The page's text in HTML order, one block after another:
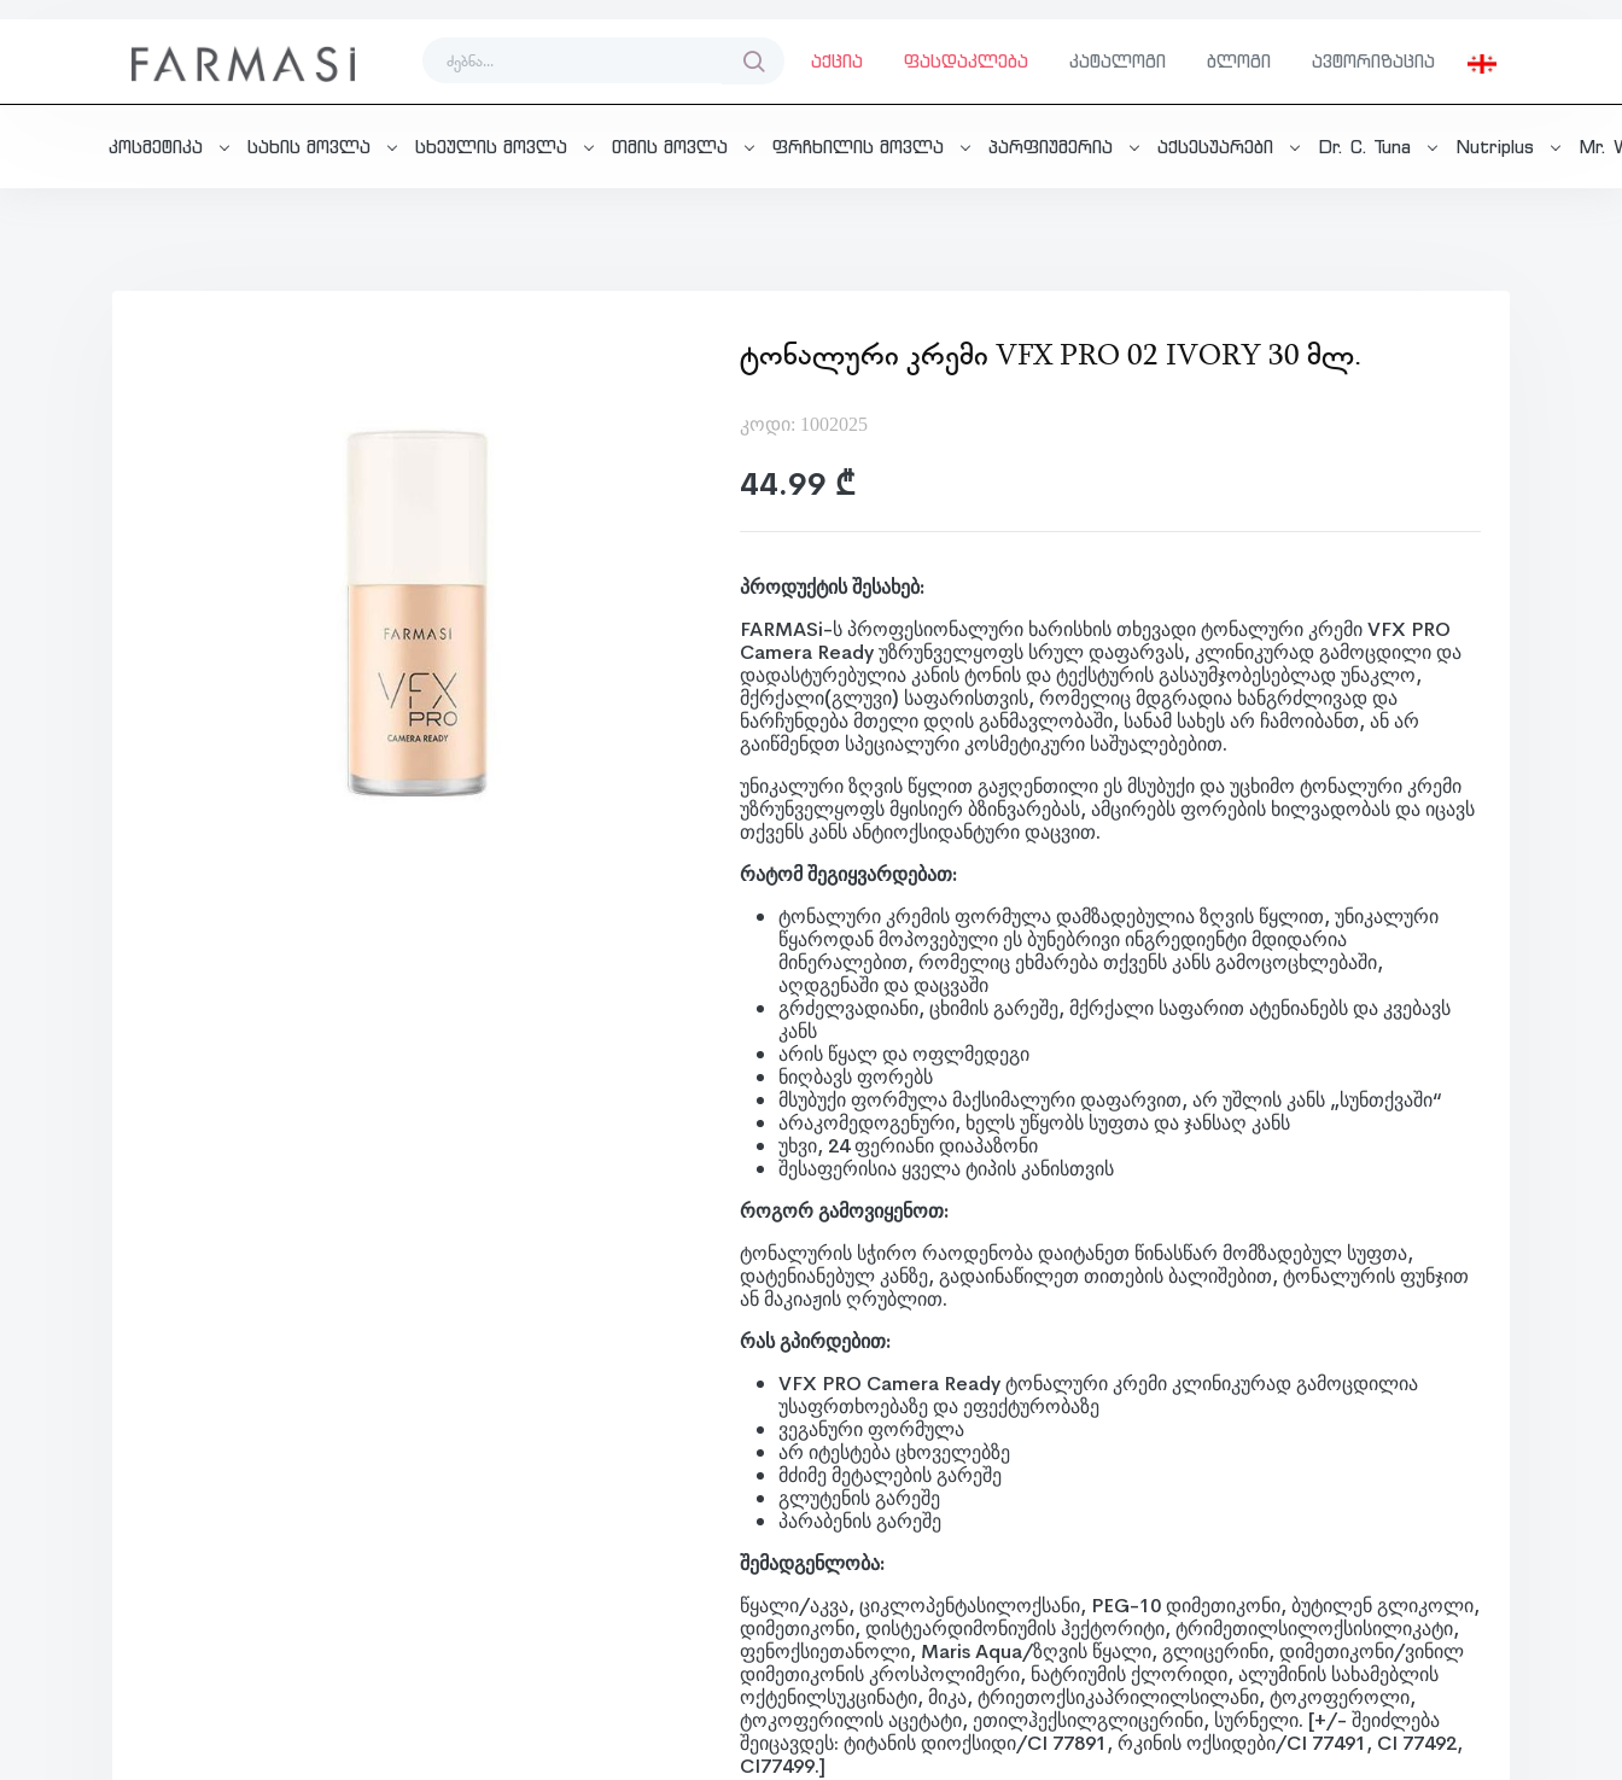
აქცია ფასდაკლება კატალოგი ბლოგი ავტორიზაცია
კოსმეტიკა სახის მოვლა სხეულის მოვლა თმის მოვლა ფრჩხილის მოვლა პარფიუმერია აქსესუარები Dr. C. Tuna Nutriplus Mr.
ᲢᲝᲜᲐᲚᲣᲠᲘ ᲙᲠᲔᲛᲘ VFX PRO 02 IVORY 30 ᲛᲚ.
კოდი: 1002025
44.99 ₾
პროდუქტის შესახებ:
FARMASi-ს პროფესიონალური ხარისხის თხევადი ტონალური კრემი VFX PRO
Camera Ready უზრუნველყოფს სრულ დაფარვას, კლინიკურად გამოცდილი და
დადასტურებულია კანის ტონის და ტექსტურის გასაუმჯობესებლად უნაკლო,
მქრქალი(გლუვი) საფარისთვის, რომელიც მდგრადია ხანგრძლივად და
ნარჩუნდება მთელი დღის განმავლობაში, სანამ სახეს არ ჩამოიბანთ, ან არ
გაიწმენდთ სპეციალური კოსმეტიკური საშუალებებით.
უნიკალური ზღვის წყლით გაჟღენთილი ეს მსუბუქი და უცხიმო ტონალური კრემი
უზრუნველყოფს მყისიერ ბზინვარებას, ამცირებს ფორების ხილვადობას და იცავს
თქვენს კანს ანტიოქსიდანტური დაცვით.
რატომ შეგიყვარდებათ:
ტონალური კრემის ფორმულა დამზადებულია ზღვის წყლით, უნიკალური
წყაროდან მოპოვებული ეს ბუნებრივი ინგრედიენტი მდიდარია
მინერალებით, რომელიც ეხმარება თქვენს კანს გამოცოცხლებაში,
აღდგენაში და დაცვაში
გრძელვადიანი, ცხიმის გარეშე, მქრქალი საფარით ატენიანებს და კვებავს
კანს
არის წყალ და ოფლმედეგი
ნიღბავს ფორებს
მსუბუქი ფორმულა მაქსიმალური დაფარვით, არ უშლის კანს „სუნთქვაში“
არაკომედოგენური, ხელს უწყობს სუფთა და ჯანსაღ კანს
უხვი, 24 ფერიანი დიაპაზონი
შესაფერისია ყველა ტიპის კანისთვის
როგორ გამოვიყენოთ:
ტონალურის სჭირო რაოდენობა დაიტანეთ წინასწარ მომზადებულ სუფთა,
დატენიანებულ კანზე, გადაინაწილეთ თითების ბალიშებით, ტონალურის ფუნჯით
ან მაკიაჟის ღრუბლით.
რას გპირდებით:
VFX PRO Camera Ready ტონალური კრემი კლინიკურად გამოცდილია
უსაფრთხოებაზე და ეფექტურობაზე
ვეგანური ფორმულა
არ იტესტება ცხოველებზე
მძიმე მეტალების გარეშე
გლუტენის გარეშე
პარაბენის გარეშე
შემადგენლობა:
წყალი/აკვა, ციკლოპენტასილოქსანი, PEG-10 დიმეთიკონი, ბუტილენ გლიკოლი,
დიმეთიკონი, დისტეარდიმონიუმის ჰექტორიტი, ტრიმეთილსილოქსისილიკატი,
ფენოქსიეთანოლი, Maris Aqua/ზღვის წყალი, გლიცერინი, დიმეთიკონი/ვინილ
დიმეთიკონის კროსპოლიმერი, ნატრიუმის ქლორიდი, ალუმინის სახამებლის
ოქტენილსუკცინატი, მიკა, ტრიეთოქსიკაპრილილსილანი, ტოკოფეროლი,
ტოკოფერილის აცეტატი, ეთილჰექსილგლიცერინი, სურნელი. [+/- შეიძლება
შეიცავდეს: ტიტანის დიოქსიდი/CI 77891, რკინის ოქსიდები/CI 77491, CI 77492,
CI77499.]